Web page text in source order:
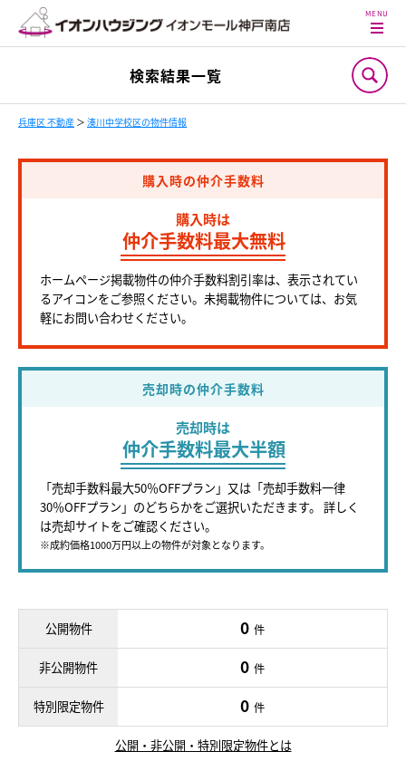
検索結果一覧
兵庫区 不動産 ＞ 湊川中学校区の物件情報
購入時の仲介手数料
購入時は
仲介手数料最大無料
ホームページ掲載物件の仲介手数料割引率は、表示されてい
るアイコンをご参照ください。未掲載物件については、お気
軽にお問い合わせください。
売却時の仲介手数料
売却時は
仲介手数料最大半額
「売却手数料最大50％OFFプラン」又は「売却手数料一律
30％OFFプラン」のどちらかをご選択いただきます。 詳しく
は売却サイトをご確認ください。
※成約価格1000万円以上の物件が対象となります。
公開物件 0 件
非公開物件 0 件
特別限定物件 0 件
公開・非公開・特別限定物件とは